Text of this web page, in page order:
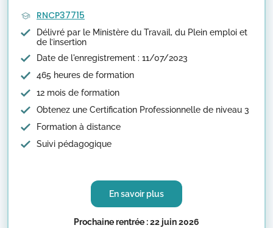
RNCP37715
Délivré par le Ministère du Travail, du Plein emploi et
de l’insertion
Date de l'enregistrement : 11/07/2023
465 heures de formation
12 mois de formation
Obtenez une Certification Professionnelle de niveau 3
Formation à distance
Suivi pédagogique
En savoir plus
Prochaine rentrée : 22 juin 2026